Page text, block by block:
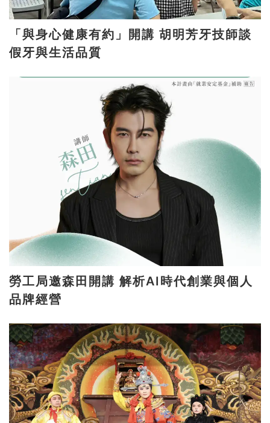
「與身心健康有約」開講 胡明芳牙技師談
假牙與生活品質
勞工局邀森田開講 解析AI時代創業與個人
品牌經營